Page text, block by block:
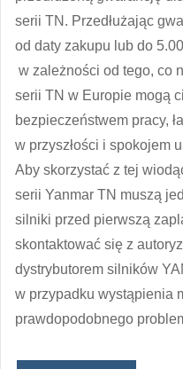
serii TN. Przedłużając
od daty zakupu lub do
w zależności od tego, co
serii TN w Europie mogą
bezpieczeństwem pracy,
w przyszłości i spokojem
Aby skorzystać z tej
serii Yanmar TN muszą
silniki przed pierwszą
skontaktować się z
dystrybutorem silników
w przypadku wystąpienia
prawdopodobnego